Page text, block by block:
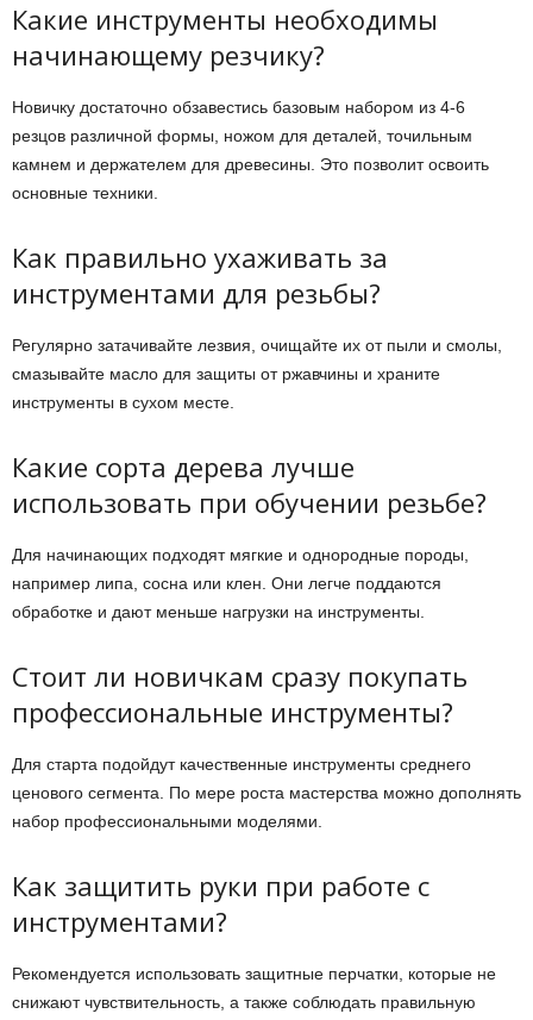
Какие инструменты необходимы
начинающему резчику?
Новичку достаточно обзавестись базовым набором из 4-6
резцов различной формы, ножом для деталей, точильным
камнем и держателем для древесины. Это позволит освоить
основные техники.
Как правильно ухаживать за
инструментами для резьбы?
Регулярно затачивайте лезвия, очищайте их от пыли и смолы,
смазывайте масло для защиты от ржавчины и храните
инструменты в сухом месте.
Какие сорта дерева лучше
использовать при обучении резьбе?
Для начинающих подходят мягкие и однородные породы,
например липа, сосна или клен. Они легче поддаются
обработке и дают меньше нагрузки на инструменты.
Стоит ли новичкам сразу покупать
профессиональные инструменты?
Для старта подойдут качественные инструменты среднего
ценового сегмента. По мере роста мастерства можно дополнять
набор профессиональными моделями.
Как защитить руки при работе с
инструментами?
Рекомендуется использовать защитные перчатки, которые не
снижают чувствительность, а также соблюдать правильную